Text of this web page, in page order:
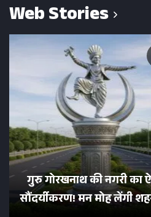
Web Stories
गुरु गोरखनाथ की नगरी का
सौंदर्यीकरण! मन मोह लेंगी